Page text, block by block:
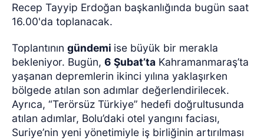
Recep Tayyip Erdoğan başkanlığında bugün saat
16.00'da toplanacak.
Toplantınıngündemi ise büyük bir merakla
bekleniyor. Bugün,6 Şubat’ta Kahramanmaraş’ta
yaşanan depremlerin ikinci yılına yaklaşırken
bölgede atılan son adımlar değerlendirilecek.
Ayrıca, “Terörsüz Türkiye” hedefi doğrultusunda
atılan adımlar, Bolu’daki otel yangını faciası,
Suriye’nin yeni yönetimiyle iş birliğinin artırılması